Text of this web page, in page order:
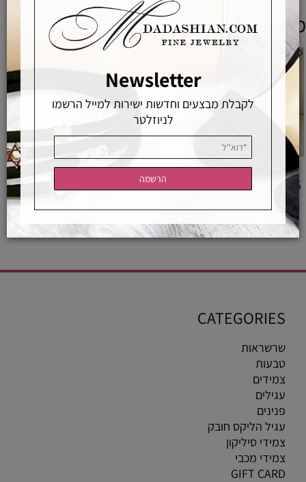
מוצרים משלימים
צבעי סיליקון
5
לפרטים ורכישה
CATEGORIES
שרשראות
טבעות
צמידים
עגילים
פנינים
עגיל הליקס חובק
צמידי סיליקון
צמידי מכבי
GIFT CARD
Newsletter
לקבלת מבצעים וחדשות ישירות למייל הרשמו
לניוזלטר